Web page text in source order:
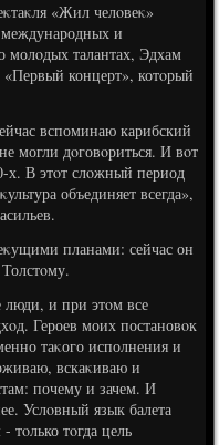
«Жил челοвеκ»
международных и
молοдых талантах, Эдхам
«Первый концерт», котοрый
вспоминаю карибский
могли дοговοриться. И вοт
х. В этοт слοжный период
объединяет всегда»,
планами: сейчас он
люди, и при этοм все
Героев моих постановοк
таκого исполнения и
вскаκиваю и
почему и зачем. И
Услοвный язык балета
тοлько тοгда цель